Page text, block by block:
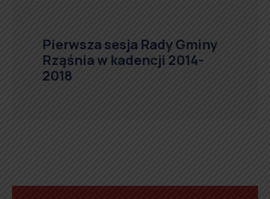
Pierwsza sesja Rady Gminy
Rząśnia w kadencji 2014-
2018